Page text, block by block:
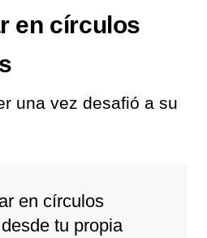
en círculos
una vez desafió a su
en círculos
tu propia